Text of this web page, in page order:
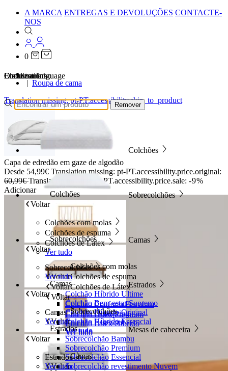
A MARCA ENTREGAS E DEVOLUÇÕES CONTACTE-
NOS
0
Colchões
Voltar
Colchões
Colchões com molas
Voltar
Colchões com molas
Colchão Híbrido Ultime
Colchão Bem-estar Supremo
Colchão Híbrido Original
Colchão Híbrido Essencial
Ver tudo
Colchões de espuma
Voltar
Colchões de espuma
Colchão Conforto Premium
Colchão Octaspring
Colchão Essencial
Ver tudo
Colchões de Látex
Voltar
Colchões de Látex
Colchão Látex Premium
Colchão Látex Híbrido
Ver tudo
Ver tudo
Sobrecolchões
Voltar
Sobrecolchões
Sobrecolchões
Voltar
Sobrecolchões
Sobrecolchão Bambu
Sobrecolchão Premium
Sobrecolchão Essencial
Sobrecolchão revestimento Nuvem
Ver tudo
Camas
Voltar
Camas
Camas
Voltar
Camas
Ver tudo
Estrados
Voltar
Estrados
Estrados
Ver tudo
Mesas de cabeceira
Localizations
Choose a language
Encontrar
Remover
O seu carrinho
…
Roupa de cama
Translation missing: pt-PT.accessibility.skip_to_product
Capa de edredão em gaze de algodão
Desde 54,99€ Translation missing: pt-PT.accessibility.price.original:
60,99€Translation missing: pt-PT.accessibility.price.sale: -9%
Adicionar